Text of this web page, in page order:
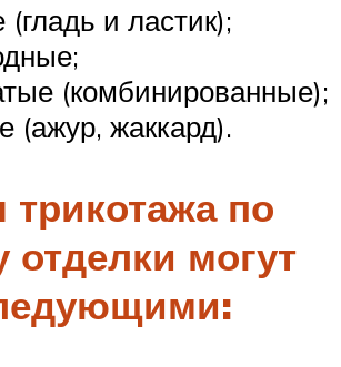
(гладь и ластик);
(комбинированные);
(ажур, жаккард).
по
отделки могут